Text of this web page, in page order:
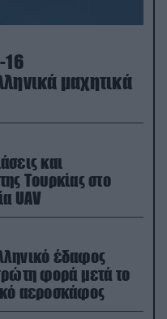
16
μαχητικά
και
Τουρκίας στο
UAV
έδαφος
φορά μετά το
αεροσκάφος